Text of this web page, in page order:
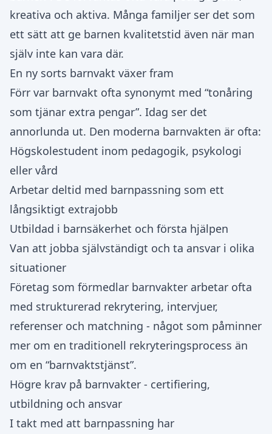
kreativa och aktiva. Många familjer ser det som
ett sätt att ge barnen kvalitetstid även när man
själv inte kan vara där.
En ny sorts barnvakt växer fram
Förr var barnvakt ofta synonymt med “tonåring
som tjänar extra pengar”. Idag ser det
annorlunda ut. Den moderna barnvakten är ofta:
Högskolestudent inom pedagogik, psykologi
eller vård
Arbetar deltid med barnpassning som ett
långsiktigt extrajobb
Utbildad i barnsäkerhet och första hjälpen
Van att jobba självständigt och ta ansvar i olika
situationer
Företag som förmedlar barnvakter arbetar ofta
med strukturerad rekrytering, intervjuer,
referenser och matchning - något som påminner
mer om en traditionell rekryteringsprocess än
om en “barnvaktstjänst”.
Högre krav på barnvakter - certifiering,
utbildning och ansvar
I takt med att barnpassning har